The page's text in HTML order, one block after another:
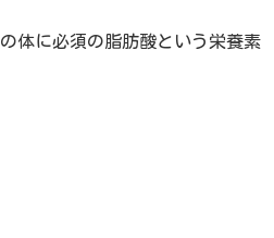
体に必須の脂肪酸という栄養素